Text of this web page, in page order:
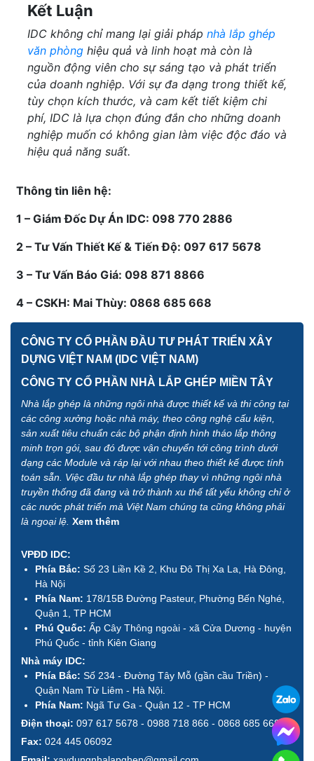
Kết Luận
IDC không chỉ mang lại giải pháp nhà lắp ghép
văn phòng hiệu quả và linh hoạt mà còn là
nguồn động viên cho sự sáng tạo và phát triển
của doanh nghiệp. Với sự đa dạng trong thiết kế,
tùy chọn kích thước, và cam kết tiết kiệm chi
phí, IDC là lựa chọn đúng đắn cho những doanh
nghiệp muốn có không gian làm việc độc đáo và
hiệu quả năng suất.
Thông tin liên hệ:
1 – Giám Đốc Dự Án IDC: 098 770 2886
2 – Tư Vấn Thiết Kế & Tiến Độ: 097 617 5678
3 – Tư Vấn Báo Giá: 098 871 8866
4 – CSKH: Mai Thùy: 0868 685 668
CÔNG TY CỔ PHẦN ĐẦU TƯ PHÁT TRIỂN XÂY
DỰNG VIỆT NAM (IDC VIỆT NAM)
CÔNG TY CỔ PHẦN NHÀ LẮP GHÉP MIỀN TÂY
Nhà lắp ghép là những ngôi nhà được thiết kế và thi công tại
các công xưởng hoặc nhà máy, theo công nghệ cấu kiện,
sản xuất tiêu chuẩn các bộ phận định hình tháo lắp thông
minh trọn gói, sau đó được vận chuyển tới công trình dưới
dạng các Module và ráp lại với nhau theo thiết kế được tính
toán sẵn. Việc đầu tư nhà lắp ghép thay vì những ngôi nhà
truyền thống đã đang và trở thành xu thế tất yếu không chỉ ở
các nước phát triển mà Việt Nam chúng ta cũng không phải
là ngoại lệ. Xem thêm
VPĐD IDC:
Phía Bắc: Số 23 Liền Kề 2, Khu Đô Thị Xa La, Hà Đông,
Hà Nội
Phía Nam: 178/15B Đường Pasteur, Phường Bến Nghé,
Quận 1, TP HCM
Phú Quốc: Ấp Cây Thông ngoài - xã Cửa Dương - huyện
Phú Quốc - tỉnh Kiên Giang
Nhà máy IDC:
Phía Bắc: Số 234 - Đường Tây Mỗ (gần cầu Triền) -
Quận Nam Từ Liêm - Hà Nội.
Phía Nam: Ngã Tư Ga - Quận 12 - TP HCM
Điện thoại: 097 617 5678 - 0988 718 866 - 0868 685 668
Fax: 024 445 06092